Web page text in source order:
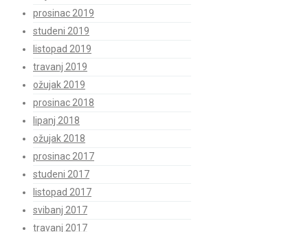
prosinac 2019
studeni 2019
listopad 2019
travanj 2019
ožujak 2019
prosinac 2018
lipanj 2018
ožujak 2018
prosinac 2017
studeni 2017
listopad 2017
svibanj 2017
travanj 2017